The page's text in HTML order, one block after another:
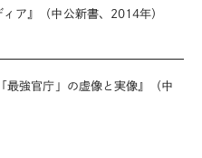
ア』（中公新書、2014年）
最強官庁」の虚像と実像』（中